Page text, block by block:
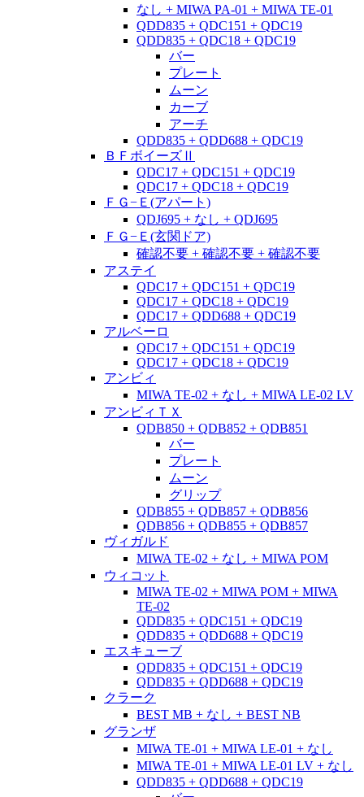
なし + MIWA PA-01 + MIWA TE-01
QDD835 + QDC151 + QDC19
QDD835 + QDC18 + QDC19
バー
プレート
ムーン
カーブ
アーチ
QDD835 + QDD688 + QDC19
ＢＦボイーズⅡ
QDC17 + QDC151 + QDC19
QDC17 + QDC18 + QDC19
ＦＧ−Ｅ(アパート)
QDJ695 + なし + QDJ695
ＦＧ−Ｅ(玄関ドア)
確認不要 + 確認不要 + 確認不要
アステイ
QDC17 + QDC151 + QDC19
QDC17 + QDC18 + QDC19
QDC17 + QDD688 + QDC19
アルベーロ
QDC17 + QDC151 + QDC19
QDC17 + QDC18 + QDC19
アンビィ
MIWA TE-02 + なし + MIWA LE-02 LV
アンビィＴＸ
QDB850 + QDB852 + QDB851
バー
プレート
ムーン
グリップ
QDB855 + QDB857 + QDB856
QDB856 + QDB855 + QDB857
ヴィガルド
MIWA TE-02 + なし + MIWA POM
ウィコット
MIWA TE-02 + MIWA POM + MIWA
TE-02
QDD835 + QDC151 + QDC19
QDD835 + QDD688 + QDC19
エスキューブ
QDD835 + QDC151 + QDC19
QDD835 + QDD688 + QDC19
クラーク
BEST MB + なし + BEST NB
グランザ
MIWA TE-01 + MIWA LE-01 + なし
MIWA TE-01 + MIWA LE-01 LV + なし
QDD835 + QDD688 + QDC19